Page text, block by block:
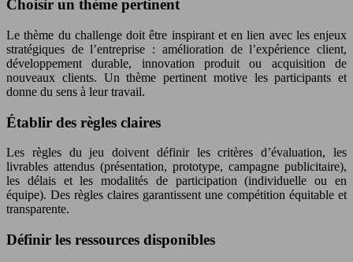
Choisir un thème pertinent
Le thème du challenge doit être inspirant et en lien avec les enjeux
stratégiques de l’entreprise : amélioration de l’expérience client,
développement durable, innovation produit ou acquisition de
nouveaux clients. Un thème pertinent motive les participants et
donne du sens à leur travail.
Établir des règles claires
Les règles du jeu doivent définir les critères d’évaluation, les
livrables attendus (présentation, prototype, campagne publicitaire),
les délais et les modalités de participation (individuelle ou en
équipe). Des règles claires garantissent une compétition équitable et
transparente.
Définir les ressources disponibles